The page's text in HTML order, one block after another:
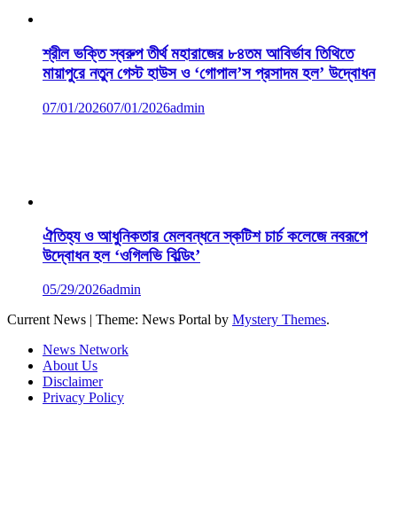
শ্রীল ভক্তি স্বরুপ তীর্থ মহারাজের ৮৪তম আবির্ভাব তিথিতে
মায়াপুরে নতুন গেস্ট হাউস ও ‘গোপাল’স প্রসাদম হল’ উদ্বোধন
07/01/202607/01/2026admin
ঐতিহ্য ও আধুনিকতার মেলবন্ধনে স্কটিশ চার্চ কলেজে নবরূপে
উদ্বোধন হল ‘ওগিলভি বিল্ডিং’
05/29/2026admin
Current News | Theme: News Portal by Mystery Themes.
News Network
About Us
Disclaimer
Privacy Policy